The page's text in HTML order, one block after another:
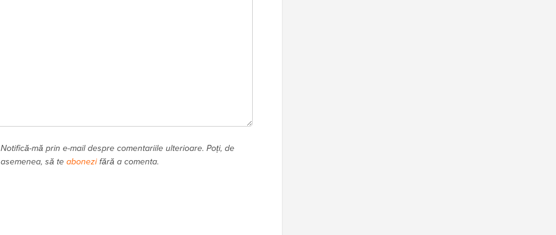
Notifică-mă prin e-mail despre comentariile ulterioare. Poți, de
asemenea, să teabonezifără a comenta.